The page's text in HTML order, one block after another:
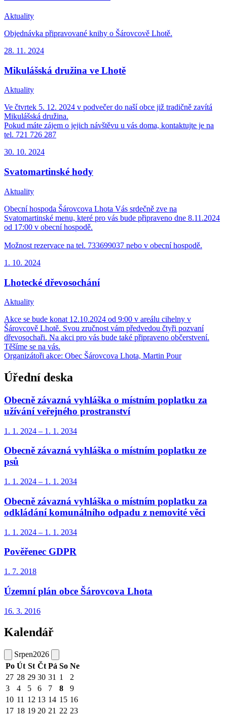
Aktuality
Objednávka připravované knihy o Šárovcově Lhotě.
28. 11. 2024
Mikulášská družina ve Lhotě
Aktuality
Ve čtvrtek 5. 12. 2024 v podvečer do naší obce již tradičně zavítá
Mikulášská družina.
Pokud máte zájem o jejich návštěvu u vás doma, kontaktujte je na
tel. 721 726 287
30. 10. 2024
Svatomartinské hody
Aktuality
Obecní hospoda Šárovcova Lhota Vás srdečně zve na
Svatomartinské menu, které pro vás bude připraveno dne 8.11.2024
od 17:00 v obecní hospodě.
Možnost rezervace na tel. 733699037 nebo v obecní hospodě.
1. 10. 2024
Lhotecké dřevosochání
Aktuality
Akce se bude konat 12.10.2024 od 9:00 v areálu cihelny v
Šárovcově Lhotě. Svou zručnost vám předvedou čtyři pozvaní
dřevosochaři. Na akci pro vás bude také připraveno občerstvení.
Těšíme se na vás.
Organizátoři akce: Obec Šárovcova Lhota, Martin Pour
Úřední deska
Obecně závazná vyhláška o místním poplatku za
užívání veřejného prostranství
1. 1. 2024 – 1. 1. 2034
Obecně závazná vyhláška o místním poplatku ze
psů
1. 1. 2024 – 1. 1. 2034
Obecně závazná vyhláška o místním poplatku za
odkládání komunálního odpadu z nemovité věci
1. 1. 2024 – 1. 1. 2034
Pověřenec GDPR
1. 7. 2018
Územní plán obce Šárovcova Lhota
16. 3. 2016
Kalendář
Srpen2026
Po Út St Čt Pá So Ne
27 28 29 30 31 1
2
3
4 5 6 7 8
9
10 11 12 13 14 15 16
17 18 19 20 21 22 23